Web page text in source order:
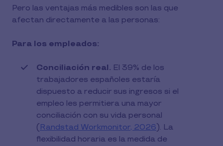
Pero las ventajas más medibles son las que
afectan directamente a las personas:
Para los empleados:
Conciliación real. El 39% de los
trabajadores españoles estaría
dispuesto a reducir sus ingresos si el
empleo les permitiera una mayor
conciliación con su vida personal
( Randstad Workmonitor, 2026). La
flexibilidad horaria es la medida de